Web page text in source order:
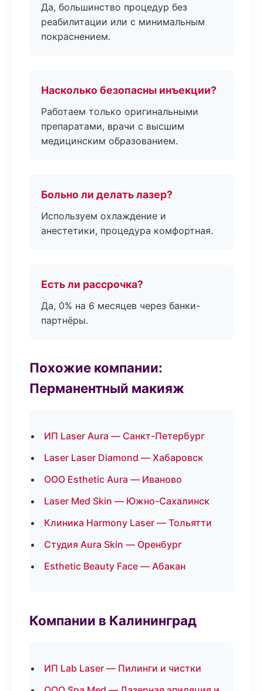
Да, большинство процедур без
реабилитации или с минимальным
покраснением.
Насколько безопасны инъекции?
Работаем только оригинальными
препаратами, врачи с высшим
медицинским образованием.
Больно ли делать лазер?
Используем охлаждение и
анестетики, процедура комфортная.
Есть ли рассрочка?
Да, 0% на 6 месяцев через банки-
партнёры.
Похожие компании:
Перманентный макияж
ИП Laser Aura — Санкт-Петербург
Laser Laser Diamond — Хабаровск
ООО Esthetic Aura — Иваново
Laser Med Skin — Южно-Сахалинск
Клиника Harmony Laser — Тольятти
Студия Aura Skin — Оренбург
Esthetic Beauty Face — Абакан
Компании в Калининград
ИП Lab Laser — Пилинги и чистки